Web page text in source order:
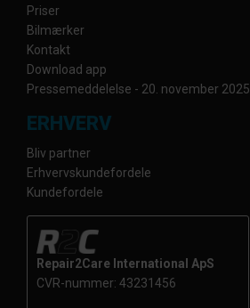
Priser
Bilmærker
Kontakt
Download app
Pressemeddelelse - 20. november 2025
ERHVERV
Bliv partner
Erhvervskundefordele
Kundefordele
Repair2Care International ApS
CVR-nummer: 43231456